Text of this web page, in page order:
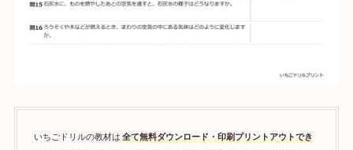
いちごドリルの教材は 全て無料ダウンロード・印刷プリントアウトでき